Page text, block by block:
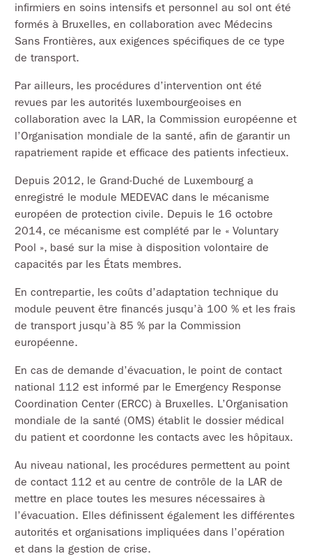
infirmiers en soins intensifs et personnel au sol ont été
formés à Bruxelles, en collaboration avec Médecins
Sans Frontières, aux exigences spécifiques de ce type
de transport.
Par ailleurs, les procédures d’intervention ont été
revues par les autorités luxembourgeoises en
collaboration avec la LAR, la Commission européenne et
l’Organisation mondiale de la santé, afin de garantir un
rapatriement rapide et efficace des patients infectieux.
Depuis 2012, le Grand-Duché de Luxembourg a
enregistré le module MEDEVAC dans le mécanisme
européen de protection civile. Depuis le 16 octobre
2014, ce mécanisme est complété par le « Voluntary
Pool », basé sur la mise à disposition volontaire de
capacités par les États membres.
En contrepartie, les coûts d’adaptation technique du
module peuvent être financés jusqu’à 100 % et les frais
de transport jusqu’à 85 % par la Commission
européenne.
En cas de demande d’évacuation, le point de contact
national 112 est informé par le Emergency Response
Coordination Center (ERCC) à Bruxelles. L’Organisation
mondiale de la santé (OMS) établit le dossier médical
du patient et coordonne les contacts avec les hôpitaux.
Au niveau national, les procédures permettent au point
de contact 112 et au centre de contrôle de la LAR de
mettre en place toutes les mesures nécessaires à
l’évacuation. Elles définissent également les différentes
autorités et organisations impliquées dans l’opération
et dans la gestion de crise.